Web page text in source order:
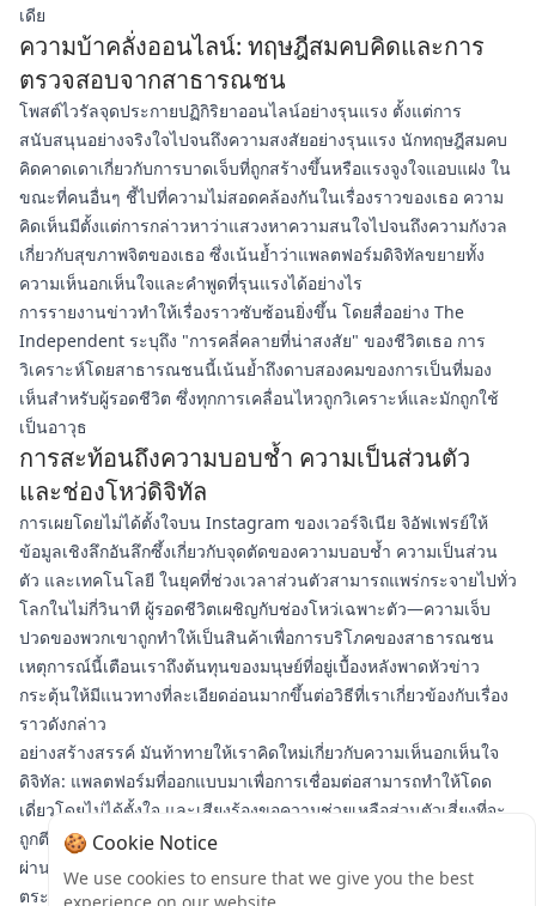
เดีย
ความบ้าคลั่งออนไลน์: ทฤษฎีสมคบคิดและการ
ตรวจสอบจากสาธารณชน
โพสต์ไวรัลจุดประกายปฏิกิริยาออนไลน์อย่างรุนแรง ตั้งแต่การ
สนับสนุนอย่างจริงใจไปจนถึงความสงสัยอย่างรุนแรง นักทฤษฎีสมคบ
คิดคาดเดาเกี่ยวกับการบาดเจ็บที่ถูกสร้างขึ้นหรือแรงจูงใจแอบแฝง ใน
ขณะที่คนอื่นๆ ชี้ไปที่ความไม่สอดคล้องกันในเรื่องราวของเธอ ความ
คิดเห็นมีตั้งแต่การกล่าวหาว่าแสวงหาความสนใจไปจนถึงความกังวล
เกี่ยวกับสุขภาพจิตของเธอ ซึ่งเน้นย้ำว่าแพลตฟอร์มดิจิทัลขยายทั้ง
ความเห็นอกเห็นใจและคำพูดที่รุนแรงได้อย่างไร
การรายงานข่าวทำให้เรื่องราวซับซ้อนยิ่งขึ้น โดยสื่ออย่าง The
Independent ระบุถึง "การคลี่คลายที่น่าสงสัย" ของชีวิตเธอ การ
วิเคราะห์โดยสาธารณชนนี้เน้นย้ำถึงดาบสองคมของการเป็นที่มอง
เห็นสำหรับผู้รอดชีวิต ซึ่งทุกการเคลื่อนไหวถูกวิเคราะห์และมักถูกใช้
เป็นอาวุธ
การสะท้อนถึงความบอบช้ำ ความเป็นส่วนตัว
และช่องโหว่ดิจิทัล
การเผยโดยไม่ได้ตั้งใจบน Instagram ของเวอร์จิเนีย จิอัฟเฟรย์ให้
ข้อมูลเชิงลึกอันลึกซึ้งเกี่ยวกับจุดตัดของความบอบช้ำ ความเป็นส่วน
ตัว และเทคโนโลยี ในยุคที่ช่วงเวลาส่วนตัวสามารถแพร่กระจายไปทั่ว
โลกในไม่กี่วินาที ผู้รอดชีวิตเผชิญกับช่องโหว่เฉพาะตัว—ความเจ็บ
ปวดของพวกเขาถูกทำให้เป็นสินค้าเพื่อการบริโภคของสาธารณชน
เหตุการณ์นี้เตือนเราถึงต้นทุนของมนุษย์ที่อยู่เบื้องหลังพาดหัวข่าว
กระตุ้นให้มีแนวทางที่ละเอียดอ่อนมากขึ้นต่อวิธีที่เราเกี่ยวข้องกับเรื่อง
ราวดังกล่าว
อย่างสร้างสรรค์ มันท้าทายให้เราคิดใหม่เกี่ยวกับความเห็นอกเห็นใจ
ดิจิทัล: แพลตฟอร์มที่ออกแบบมาเพื่อการเชื่อมต่อสามารถทำให้โดด
เดี่ยวโดยไม่ได้ตั้งใจ และเสียงร้องขอความช่วยเหลือส่วนตัวเสี่ยงที่จะ
ถูกตีความผิดว่าเป็นการแสดงต่อสาธารณะ ขณะที่จิอัฟเฟรย์เดินทาง
ผ่านการฟื้นตัวของเธอ ประสบการณ์ของเธอเรียกร้องให้มีความ
ตระหนักมากขึ้นเกี่ยวกับความสมดุลที่ละเอียดอ่อนระหว่างการแบ่งปัน
🍪 Cookie Notice
We use cookies to ensure that we give you the best